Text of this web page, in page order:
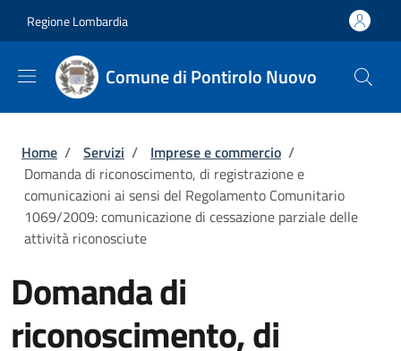
Regione Lombardia
Comune di Pontirolo Nuovo
Briciole di pane
Home / Servizi / Imprese e commercio /
Domanda di riconoscimento, di registrazione e
comunicazioni ai sensi del Regolamento Comunitario
1069/2009: comunicazione di cessazione parziale delle
attività riconosciute
Domanda di
riconoscimento, di